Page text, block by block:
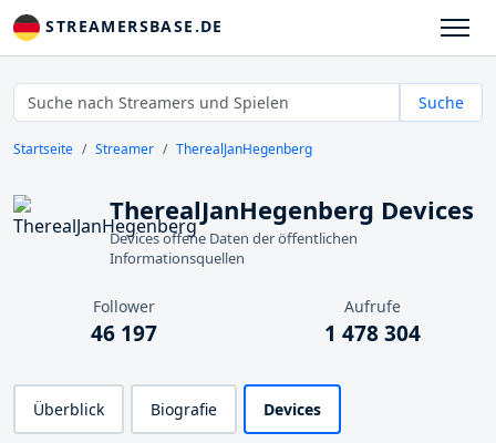
STREAMERSBASE.DE
Suche
Startseite Streamer TherealJanHegenberg
TherealJanHegenberg Devices
Devices offene Daten der öffentlichen
Informationsquellen
Follower
46 197
Aufrufe
1 478 304
Überblick Biografie Devices